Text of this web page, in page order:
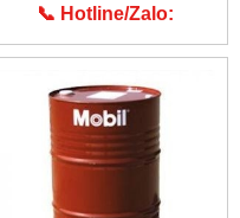
📞 Hotline/Zalo: